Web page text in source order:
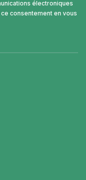
électroniques
consentement en vous
un nouvel onglet.
onglet.
nouvel onglet.
dans un nouvel